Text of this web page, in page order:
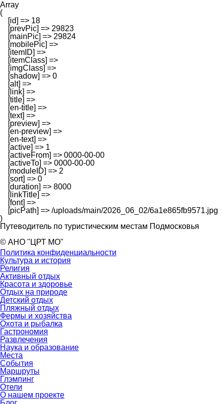
Array
(
    [id] => 18
    [prevPic] => 29823
    [mainPic] => 29824
    [mobilePic] =>
    [itemID] =>
    [itemClass] =>
    [imgClass] =>
    [shadow] => 0
    [alt] =>
    [link] =>
    [title] =>
    [en-title] =>
    [text] =>
    [preview] =>
    [en-preview] =>
    [en-text] =>
    [active] => 1
    [activeFrom] => 0000-00-00
    [activeTo] => 0000-00-00
    [moduleID] => 2
    [sort] => 0
    [duration] => 8000
    [linkTitle] =>
    [font] =>
    [picPath] => /uploads/main/2026_06_02/6a1e865fb9571.jpg
Путеводитель по туристическим местам Подмосковья
© АНО "ЦРТ МО"
Политика конфиденциальности
Культура и история
Религия
Активный отдых
Красота и здоровье
Отдых на природе
Детский отдых
Пляжный отдых
Фермы и хозяйства
Охота и рыбалка
Гастрономия
Развлечения
Наука и образование
Места
События
Маршруты
Глэмпинг
Отели
О нашем проекте